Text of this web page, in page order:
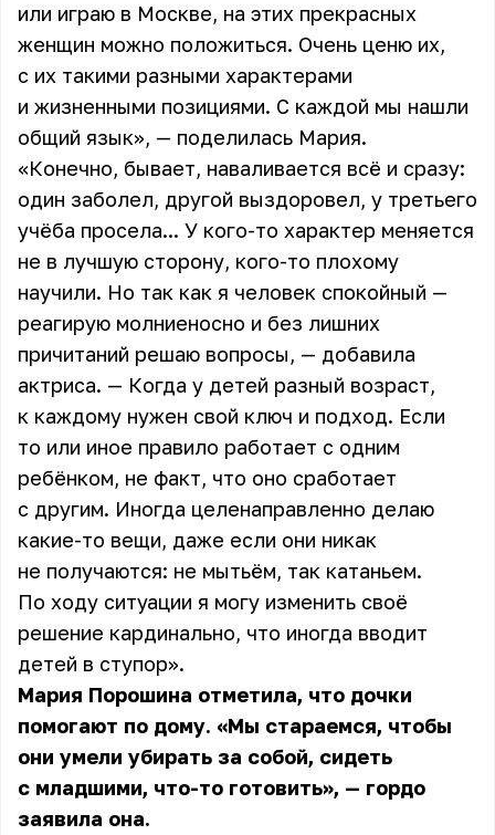
или играю в Москве, на этих прекрасных
женщин можно положиться. Очень ценю их,
с их такими разными характерами
и жизненными позициями. С каждой мы нашли
общий язык», — поделилась Мария.
«Конечно, бывает, наваливается всё и сразу:
один заболел, другой выздоровел, у третьего
учёба просела... У кого-то характер меняется
не в лучшую сторону, кого-то плохому
научили. Но так как я человек спокойный —
реагирую молниеносно и без лишних
причитаний решаю вопросы, — добавила
актриса. — Когда у детей разный возраст,
к каждому нужен свой ключ и подход. Если
то или иное правило работает с одним
ребёнком, не факт, что оно сработает
с другим. Иногда целенаправленно делаю
какие-то вещи, даже если они никак
не получаются: не мытьём, так катаньем.
По ходу ситуации я могу изменить своё
решение кардинально, что иногда вводит
детей в ступор».
Мария Порошина отметила, что дочки
помогают по дому. «Мы стараемся, чтобы
они умели убирать за собой, сидеть
с младшими, что-то готовить», — гордо
заявила она.